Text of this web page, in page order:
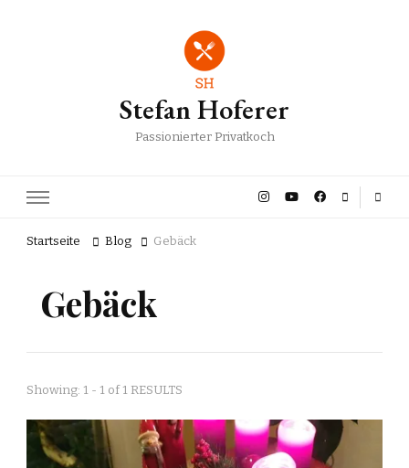
Stefan Hoferer
Passionierter Privatkoch
Startseite Blog Gebäck
Gebäck
Showing: 1 - 1 of 1 RESULTS